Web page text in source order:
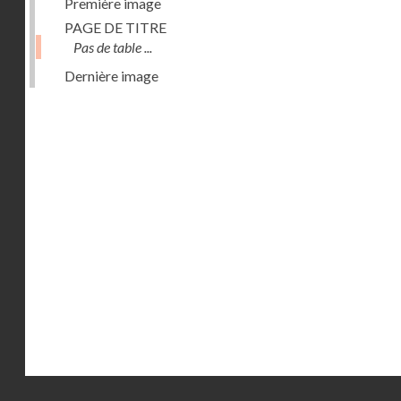
PAGE DE TITRE
Pas de table ...
Dernière image